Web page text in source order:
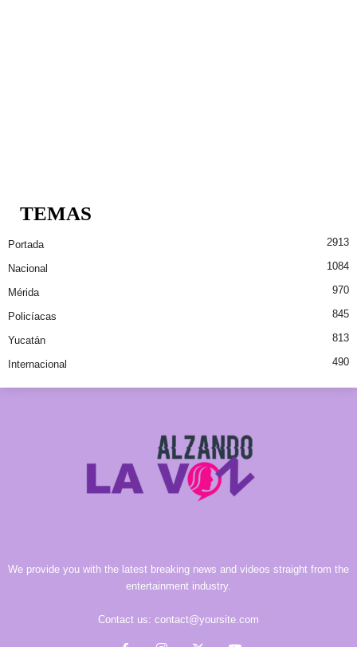
TEMAS
Portada 2913
Nacional 1084
Mérida 970
Policíacas 845
Yucatán 813
Internacional 490
We provide you with the latest breaking news and videos straight from the
entertainment industry.
Contact us: contact@yoursite.com